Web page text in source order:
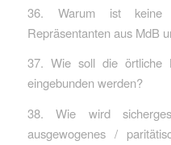
36. Warum ist keine
Repräsentanten aus MdB
37. Wie soll die örtliche
eingebunden werden?
38. Wie wird
ausgewogenes /